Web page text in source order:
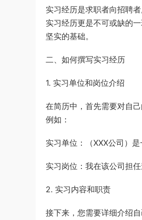
实习经历是求职者向招聘
实习经历更是不可或缺的
坚实的基础。
二、如何撰写实习经历
1. 实习单位和岗位介绍
在简历中，首先需要对自
例如：
实习单位：（XXX公司）
实习岗位：我在该公司担
2. 实习内容和职责
接下来，您需要详细介绍